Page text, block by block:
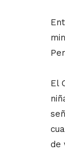
El
de